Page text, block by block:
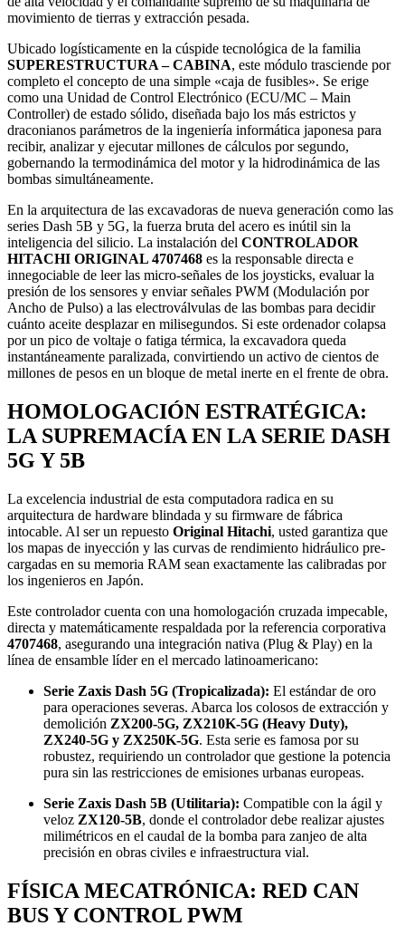
movimiento de tierras y extracción pesada.
Ubicado logísticamente en la cúspide tecnológica de la familia
SUPERESTRUCTURA – CABINA, este módulo trasciende por
completo el concepto de una simple «caja de fusibles». Se erige
como una Unidad de Control Electrónico (ECU/MC – Main
Controller) de estado sólido, diseñada bajo los más estrictos y
draconianos parámetros de la ingeniería informática japonesa para
recibir, analizar y ejecutar millones de cálculos por segundo,
gobernando la termodinámica del motor y la hidrodinámica de las
bombas simultáneamente.
En la arquitectura de las excavadoras de nueva generación como las
series Dash 5B y 5G, la fuerza bruta del acero es inútil sin la
inteligencia del silicio. La instalación del CONTROLADOR
HITACHI ORIGINAL 4707468 es la responsable directa e
innegociable de leer las micro-señales de los joysticks, evaluar la
presión de los sensores y enviar señales PWM (Modulación por
Ancho de Pulso) a las electroválvulas de las bombas para decidir
cuánto aceite desplazar en milisegundos. Si este ordenador colapsa
por un pico de voltaje o fatiga térmica, la excavadora queda
instantáneamente paralizada, convirtiendo un activo de cientos de
millones de pesos en un bloque de metal inerte en el frente de obra.
HOMOLOGACIÓN ESTRATÉGICA:
LA SUPREMACÍA EN LA SERIE DASH
5G Y 5B
La excelencia industrial de esta computadora radica en su
arquitectura de hardware blindada y su firmware de fábrica
intocable. Al ser un repuesto Original Hitachi, usted garantiza que
los mapas de inyección y las curvas de rendimiento hidráulico pre-
cargadas en su memoria RAM sean exactamente las calibradas por
los ingenieros en Japón.
Este controlador cuenta con una homologación cruzada impecable,
directa y matemáticamente respaldada por la referencia corporativa
4707468, asegurando una integración nativa (Plug & Play) en la
línea de ensamble líder en el mercado latinoamericano:
Serie Zaxis Dash 5G (Tropicalizada): El estándar de oro
para operaciones severas. Abarca los colosos de extracción y
demolición ZX200-5G, ZX210K-5G (Heavy Duty),
ZX240-5G y ZX250K-5G. Esta serie es famosa por su
robustez, requiriendo un controlador que gestione la potencia
pura sin las restricciones de emisiones urbanas europeas.
Serie Zaxis Dash 5B (Utilitaria): Compatible con la ágil y
veloz ZX120-5B, donde el controlador debe realizar ajustes
milimétricos en el caudal de la bomba para zanjeo de alta
precisión en obras civiles e infraestructura vial.
FÍSICA MECATRÓNICA: RED CAN
BUS Y CONTROL PWM